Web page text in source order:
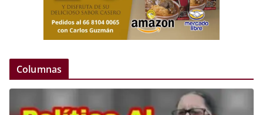
Columnas